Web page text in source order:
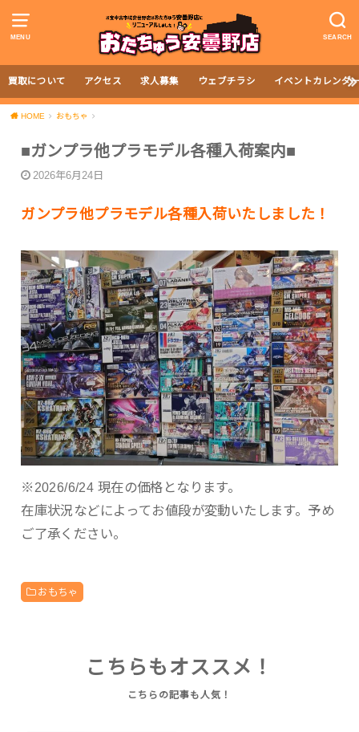
MENU SEARCH
買取について アクセス 求人募集 ウェブチラシ イベントカレンダ
HOME おもちゃ
■ガンプラ他プラモデル各種入荷案内■
2026年6月24日
ガンプラ他プラモデル各種入荷いたしました！
※2026/6/24 現在の価格となります。
在庫状況などによってお値段が変動いたします。予め
ご了承ください。
おもちゃ
こちらもオススメ！